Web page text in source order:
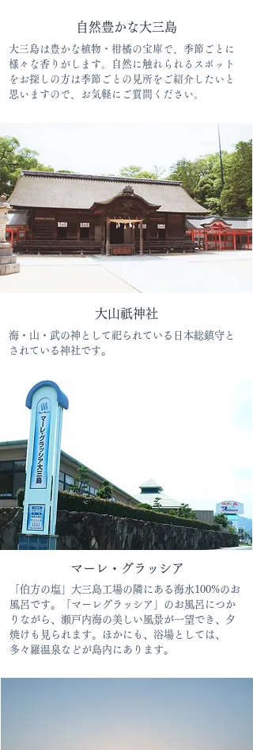
​自然豊かな大三島
大三島は豊かな植物・柑橘の宝庫で、季節ごとに
様々な香りがします。自然に触れられるスポット
をお探しの方は季節ごとの見所をご紹介したいと
思いますので、お気軽にご質問ください。
​大山祇神社
海・山・武の神として祀られている日本総鎮守と
されている神社です。
​マーレ・グラッシア
「伯方の塩」大三島工場の隣にある海水100%のお
風呂です。「マーレグラッシア」のお風呂につか
りながら、瀬戸内海の美しい風景が一望でき、夕
焼けも見られます。ほかにも、浴場としては、
多々羅温泉などが島内にあります。